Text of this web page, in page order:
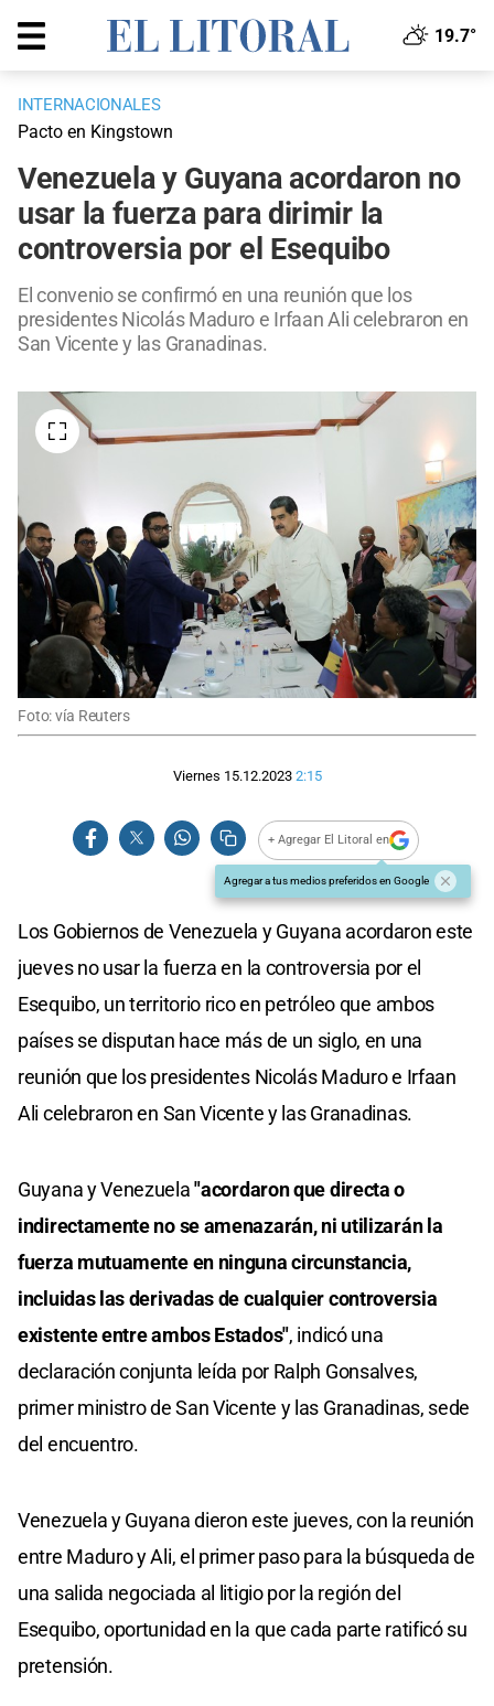
19.7°
INTERNACIONALES
Pacto en Kingstown
Venezuela y Guyana acordaron no
usar la fuerza para dirimir la
controversia por el Esequibo
El convenio se confirmó en una reunión que los
presidentes Nicolás Maduro e Irfaan Ali celebraron en
San Vicente y las Granadinas.
Foto: vía Reuters
Viernes 15.12.2023 2:15
+ Agregar El Litoral en
Agregar a tus medios preferidos en Google
Los Gobiernos de Venezuela y Guyana acordaron este
jueves no usar la fuerza en la controversia por el
Esequibo, un territorio rico en petróleo que ambos
países se disputan hace más de un siglo, en una
reunión que los presidentes Nicolás Maduro e Irfaan
Ali celebraron en San Vicente y las Granadinas.
Guyana y Venezuela"acordaron que directa o
indirectamente no se amenazarán, ni utilizarán la
fuerza mutuamente en ninguna circunstancia,
incluidas las derivadas de cualquier controversia
existente entre ambos Estados", indicó una
declaración conjunta leída por Ralph Gonsalves,
primer ministro de San Vicente y las Granadinas, sede
del encuentro.
Venezuela y Guyana dieron este jueves, con la reunión
entre Maduro y Ali, el primer paso para la búsqueda de
una salida negociada al litigio por la región del
Esequibo, oportunidad en la que cada parte ratificó su
pretensión.